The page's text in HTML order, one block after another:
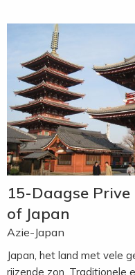
15-Daagse
of Japan
Azie-Japan
Japan, het land met vele
rijzende zon. Traditionele